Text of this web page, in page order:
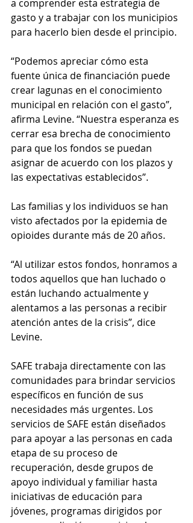
a comprender esta estrategia de
gasto y a trabajar con los municipios
para hacerlo bien desde el principio.
“Podemos apreciar cómo esta
fuente única de financiación puede
crear lagunas en el conocimiento
municipal en relación con el gasto”,
afirma Levine. “Nuestra esperanza es
cerrar esa brecha de conocimiento
para que los fondos se puedan
asignar de acuerdo con los plazos y
las expectativas establecidos”.
Las familias y los individuos se han
visto afectados por la epidemia de
opioides durante más de 20 años.
“Al utilizar estos fondos, honramos a
todos aquellos que han luchado o
están luchando actualmente y
alentamos a las personas a recibir
atención antes de la crisis”, dice
Levine.
SAFE trabaja directamente con las
comunidades para brindar servicios
específicos en función de sus
necesidades más urgentes. Los
servicios de SAFE están diseñados
para apoyar a las personas en cada
etapa de su proceso de
recuperación, desde grupos de
apoyo individual y familiar hasta
iniciativas de educación para
jóvenes, programas dirigidos por